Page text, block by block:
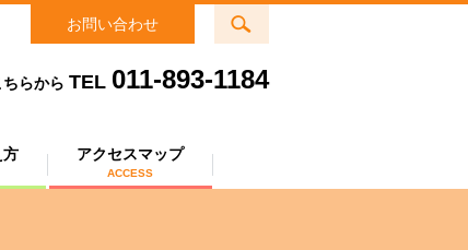
お問い合わせ
らから TEL 011-893-1184
方 アクセスマップ
ACCESS
search